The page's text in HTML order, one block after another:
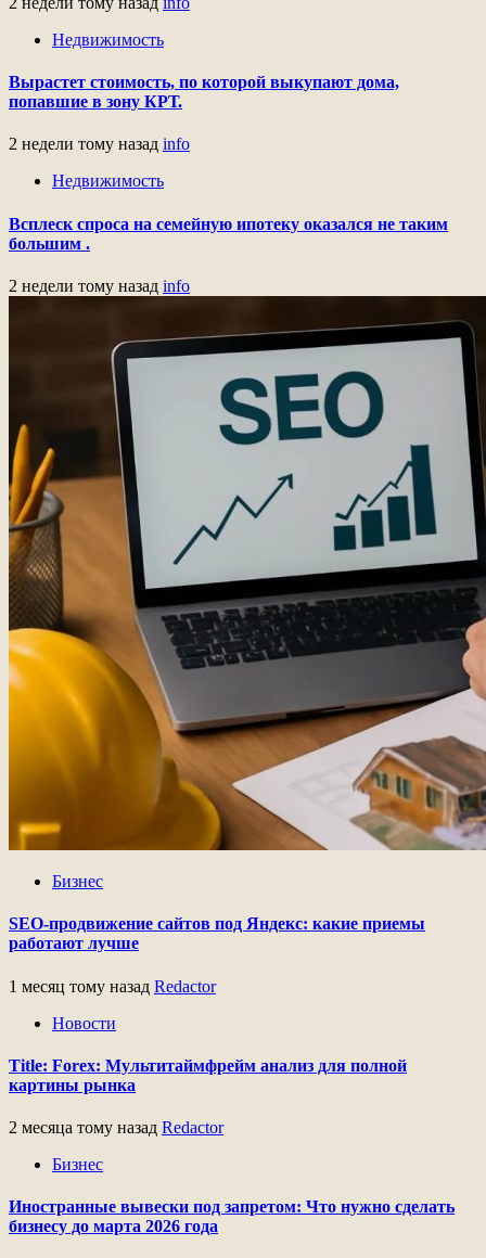
Недвижимость
Вырастет стоимость, по которой выкупают дома,
попавшие в зону КРТ.
2 недели тому назад info
Недвижимость
Всплеск спроса на семейную ипотеку оказался не таким
большим .
2 недели тому назад info
Бизнес
SEO-продвижение сайтов под Яндекс: какие приемы
работают лучше
1 месяц тому назад Redactor
Новости
Title: Forex: Мультитаймфрейм анализ для полной
картины рынка
2 месяца тому назад Redactor
Бизнес
Иностранные вывески под запретом: Что нужно сделать
бизнесу до марта 2026 года